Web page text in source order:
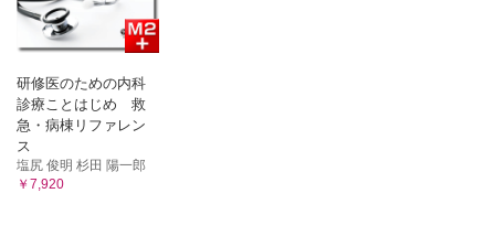
研修医のための内科
診療ことはじめ 救
急・病棟リファレン
ス
塩尻 俊明 杉田 陽一郎
￥7,920